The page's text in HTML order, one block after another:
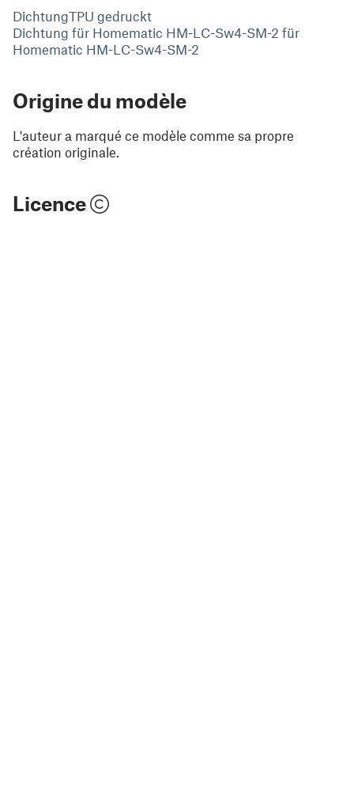
DichtungTPU gedruckt
Dichtung für Homematic HM-LC-Sw4-SM-2 für
Homematic HM-LC-Sw4-SM-2
Origine du modèle
L'auteur a marqué ce modèle comme sa propre
création originale.
Licence